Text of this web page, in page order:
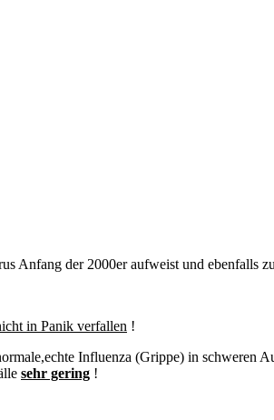
Anfang der 2000er aufweist und ebenfalls
in Panik verfallen !
Influenza (Grippe) in schweren
sehr gering !